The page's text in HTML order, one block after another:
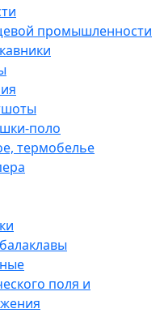
промышленности
поло
термобелье
поля и